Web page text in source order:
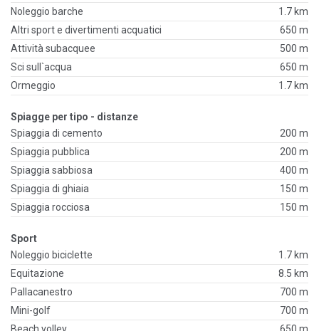
Noleggio barche
1.7 km
Altri sport e divertimenti acquatici
650 m
Attività subacquee
500 m
Sci sull`acqua
650 m
Ormeggio
1.7 km
Spiagge per tipo - distanze
Spiaggia di cemento
200 m
Spiaggia pubblica
200 m
Spiaggia sabbiosa
400 m
Spiaggia di ghiaia
150 m
Spiaggia rocciosa
150 m
Sport
Noleggio biciclette
1.7 km
Equitazione
8.5 km
Pallacanestro
700 m
Mini-golf
700 m